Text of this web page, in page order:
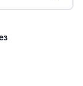
основе 9 оценок